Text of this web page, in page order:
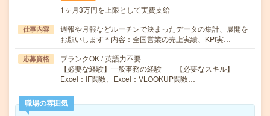
1ヶ月3万円を上限として実費支給
仕事内容
週報や月報などルーチンで決まったデータの集計、展開を
お願いします＊内容：全国営業の売上実績、KPI実…
応募資格
ブランクOK / 英語力不要
【必要な経験】一般事務の経験 【必要なスキル】
Excel：IF関数、Excel：VLOOKUP関数…
職場の雰囲気